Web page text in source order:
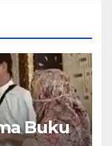
Buku